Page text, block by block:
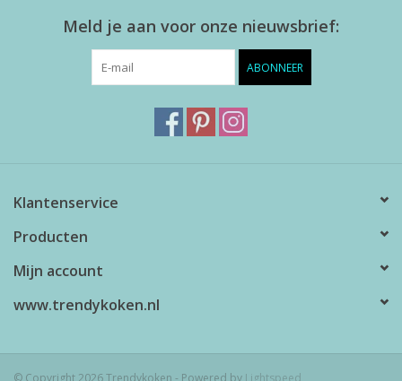
Meld je aan voor onze nieuwsbrief:
ABONNEER
Klantenservice
Producten
Mijn account
www.trendykoken.nl
© Copyright 2026 Trendykoken - Powered by Lightspeed